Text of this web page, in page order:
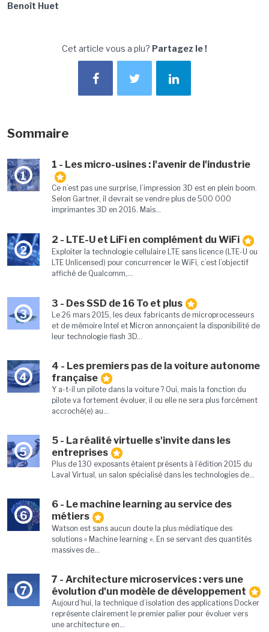
Benoît Huet
Cet article vous a plu? Partagez le !
Sommaire
1
1 - Les micro-usines : l'avenir de l'industrie
Ce n’est pas une surprise, l’impression 3D est en plein boom.
Selon Gartner, il devrait se vendre plus de 500 000
imprimantes 3D en 2016. Mais...
2
2 - LTE-U et LiFi en complément du WiFi
Exploiter la technologie cellulaire LTE sans licence (LTE-U ou
LTE Unlicensed) pour concurrencer le WiFi, c’est l’objectif
affiché de Qualcomm,...
3
3 - Des SSD de 16 To et plus
Le 26 mars 2015, les deux fabricants de microprocesseurs
et de mémoire Intel et Micron annonçaient la disponibilité de
leur technologie flash 3D...
4
4 - Les premiers pas de la voiture autonome
française
Y a-t-il un pilote dans la voiture ? Oui, mais la fonction du
pilote va fortement évoluer, il ou elle ne sera plus forcément
accroché(e) au...
5
5 - La réalité virtuelle s'invite dans les
entreprises
Plus de 130 exposants étaient présents à l’édition 2015 du
Laval Virtual, un salon spécialisé dans les technologies de...
6
6 - Le machine learning au service des
métiers
Watson est sans aucun doute la plus médiatique des
solutions « Machine learning ». En se servant des quantités
massives de...
7
7 - Architecture microservices : vers une
évolution d'un modèle de développement
Aujourd’hui, la technique d’isolation des applications Docker
représente clairement le premier palier pour évoluer vers
une architecture en...